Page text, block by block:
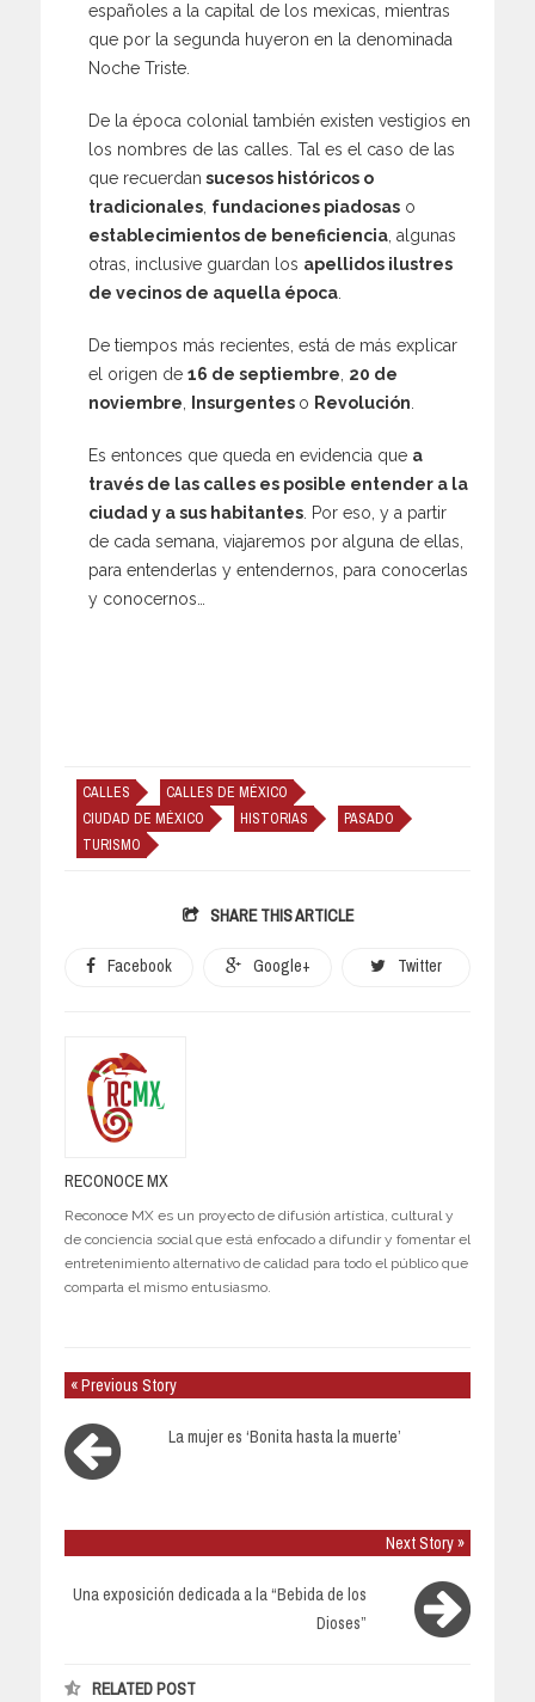
españoles a la capital de los mexicas, mientras
que por la segunda huyeron en la denominada
Noche Triste.
De la época colonial también existen vestigios en
los nombres de las calles. Tal es el caso de las
que recuerdan sucesos históricos o
tradicionales fundaciones piadosas o
establecimientos de beneficiencia , algunas
otras, inclusive guardan los apellidos ilustres
de vecinos de aquella época
De tiempos más recientes, está de más explicar
el origen de 16 de septiembre 20 de
noviembre
Insurgentes o Revolución
Es entonces que queda en evidencia que a
través de las calles es posible entender a la
ciudad y a sus habitantes . Por eso, y a partir
de cada semana, viajaremos por alguna de ellas,
para entenderlas y entendernos, para conocerlas
y conocernos…
CALLES
CALLES DE MÉXICO
CIUDAD DE MÉXICO
HISTORIAS
PASADO
TURISMO
SHARE THIS ARTICLE
Facebook Google+ Twitter
RECONOCE MX
Reconoce MX es un proyecto de difusión artística, cultural y
de conciencia social que está enfocado a difundir y fomentar el
entretenimiento alternativo de calidad para todo el público que
comparta el mismo entusiasmo.
« Previous Story
La mujer es ‘Bonita hasta la muerte’
Next Story »
Una exposición dedicada a la “Bebida de los
Dioses”
RELATED POST